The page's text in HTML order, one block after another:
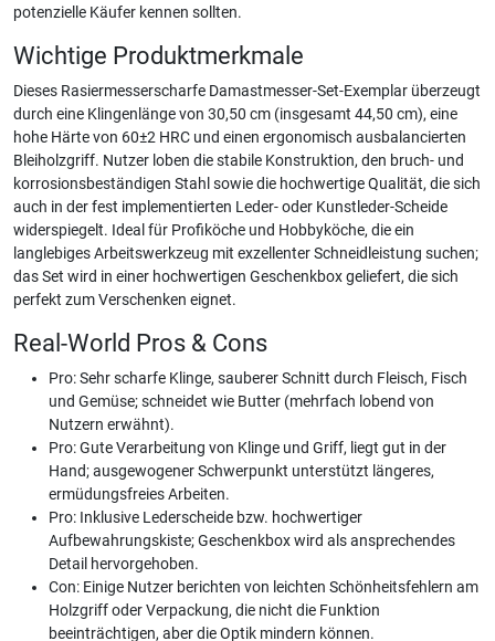
potenzielle Käufer kennen sollten.
Wichtige Produktmerkmale
Dieses Rasiermesserscharfe Damastmesser-Set-Exemplar überzeugt
durch eine Klingenlänge von 30,50 cm (insgesamt 44,50 cm), eine
hohe Härte von 60±2 HRC und einen ergonomisch ausbalancierten
Bleiholzgriff. Nutzer loben die stabile Konstruktion, den bruch- und
korrosionsbeständigen Stahl sowie die hochwertige Qualität, die sich
auch in der fest implementierten Leder- oder Kunstleder-Scheide
widerspiegelt. Ideal für Profiköche und Hobbyköche, die ein
langlebiges Arbeitswerkzeug mit exzellenter Schneidleistung suchen;
das Set wird in einer hochwertigen Geschenkbox geliefert, die sich
perfekt zum Verschenken eignet.
Real-World Pros & Cons
Pro: Sehr scharfe Klinge, sauberer Schnitt durch Fleisch, Fisch
und Gemüse; schneidet wie Butter (mehrfach lobend von
Nutzern erwähnt).
Pro: Gute Verarbeitung von Klinge und Griff, liegt gut in der
Hand; ausgewogener Schwerpunkt unterstützt längeres,
ermüdungsfreies Arbeiten.
Pro: Inklusive Lederscheide bzw. hochwertiger
Aufbewahrungskiste; Geschenkbox wird als ansprechendes
Detail hervorgehoben.
Con: Einige Nutzer berichten von leichten Schönheitsfehlern am
Holzgriff oder Verpackung, die nicht die Funktion
beeinträchtigen, aber die Optik mindern können.